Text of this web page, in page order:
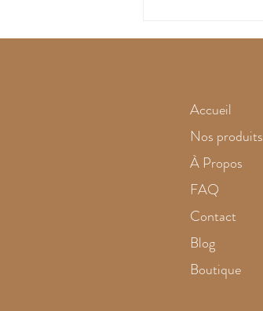
Accueil
Nos produits
À Propos
FAQ
Contact
Blog
Boutique